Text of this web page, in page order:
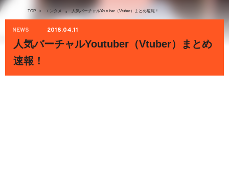
TOP > エンタメ > 人気バーチャルYoutuber（Vtuber）まとめ速報！
NEWS 2018.04.11
人気バーチャルYoutuber（Vtuber）まとめ
速報！